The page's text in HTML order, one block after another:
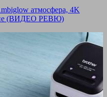
атмосфера, 4K
(ВИДЕО РЕВЮ)